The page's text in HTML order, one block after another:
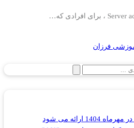
فرزان
ارائه می شود